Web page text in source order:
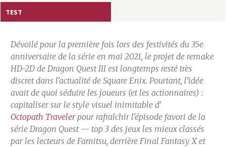
a
R
Dévoilé pour la première fois lors des festivités du 35e
anniversaire de la série en mai 2021, le projet de remake
HD-2D de Dragon Quest III est longtemps resté très
discret dans l'actualité de Square Enix. Pourtant, l'idée
avait de quoi séduire les joueurs (et les actionnaires) :
capitaliser sur le style visuel inimitable d'
Octopath Travelerpour rafraîchir l'épisode favori de la
série Dragon Quest — top 3 des jeux les mieux classés
par les lecteurs de Famitsu, derrière Final Fantasy Xet
TEST